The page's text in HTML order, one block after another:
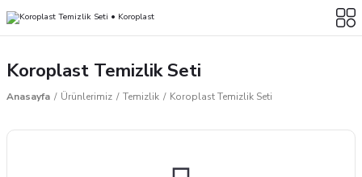
Koroplast Temizlik Seti
Anasayfa Ürünlerimiz Temizlik Koroplast Temizlik Seti